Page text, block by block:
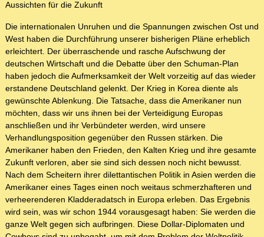
Aussichten für die Zukunft
Die internationalen Unruhen und die Spannungen zwischen Ost und
West haben die Durchführung unserer bisherigen Pläne erheblich
erleichtert. Der überraschende und rasche Aufschwung der
deutschen Wirtschaft und die Debatte über den Schuman-Plan
haben jedoch die Aufmerksamkeit der Welt vorzeitig auf das wieder
erstandene Deutschland gelenkt. Der Krieg in Korea diente als
gewünschte Ablenkung. Die Tatsache, dass die Amerikaner nun
möchten, dass wir uns ihnen bei der Verteidigung Europas
anschließen und ihr Verbündeter werden, wird unsere
Verhandlungsposition gegenüber den Russen stärken. Die
Amerikaner haben den Frieden, den Kalten Krieg und ihre gesamte
Zukunft verloren, aber sie sind sich dessen noch nicht bewusst.
Nach dem Scheitern ihrer dilettantischen Politik in Asien werden die
Amerikaner eines Tages einen noch weitaus schmerzhafteren und
verheerenderen Kladderadatsch in Europa erleben. Das Ergebnis
wird sein, was wir schon 1944 vorausgesagt haben: Sie werden die
ganze Welt gegen sich aufbringen. Diese Dollar-Diplomaten und